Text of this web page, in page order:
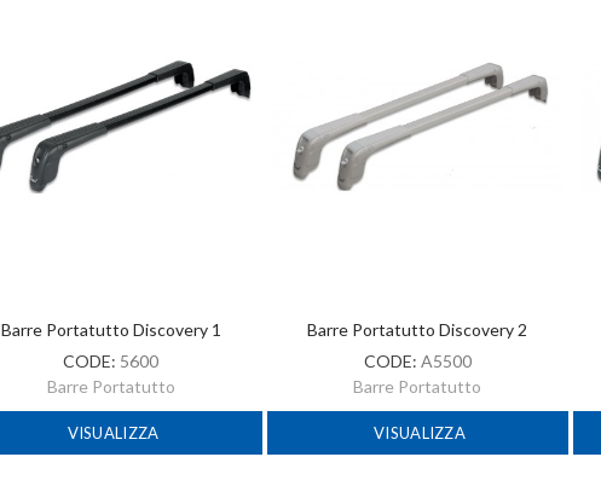
Barre Portatutto Discovery 1
CODE: 5600
Barre Portatutto
VISUALIZZA
Barre Portatutto Discovery 2
CODE: A5500
Barre Portatutto
VISUALIZZA